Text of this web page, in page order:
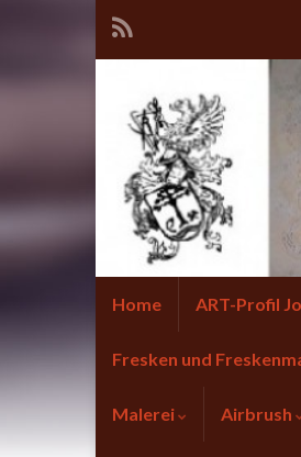
Home ART-Profil
Fresken und
Malerei Airbrush